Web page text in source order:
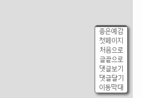
좋은예감
첫페이지
처음으로
글끝으로
댓글보기
댓글달기
이동막대